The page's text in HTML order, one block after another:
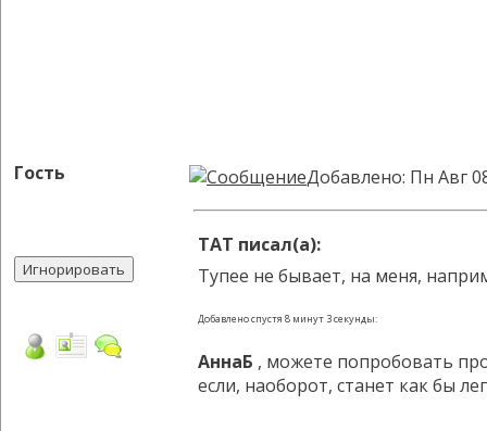
Гость Добавлено: Пн Авг
TAT писал(а):
Тупее не бывает, на меня,
Добавлено спустя 8 минут 3 секунды:
АннаБ , можете попробовать
если, наоборот, станет как бы